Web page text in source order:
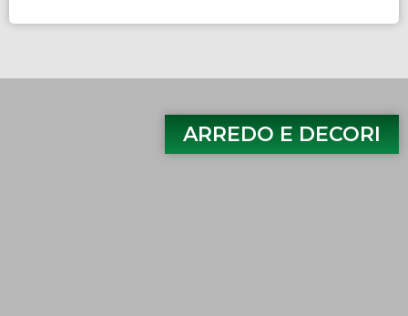
ARREDO E DECORI